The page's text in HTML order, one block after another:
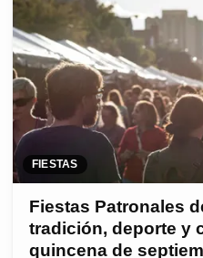
FIESTAS
Fiestas Patronales
tradición, deporte y
quincena de